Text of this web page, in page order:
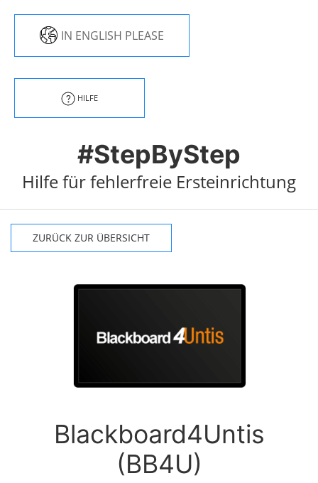
HILFE
#StepByStep
Hilfe für fehlerfreie Ersteinrichtung
IN ENGLISH PLEASE
ZURÜCK ZUR ÜBERSICHT
Blackboard4Untis
(BB4U)